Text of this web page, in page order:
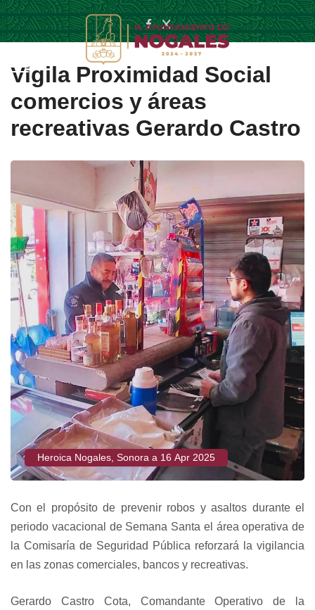
Vigila Proximidad Social
comercios y áreas
recreativas Gerardo Castro
Heroica Nogales, Sonora a 16 Apr 2025
Con el propósito de prevenir robos y asaltos durante el
periodo vacacional de Semana Santa el área operativa de
la Comisaría de Seguridad Pública reforzará la vigilancia
en las zonas comerciales, bancos y recreativas.
Gerardo Castro Cota, Comandante Operativo de la